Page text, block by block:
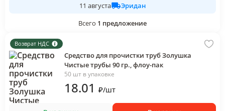
11 августа
Эридан
Всего 1 предложение
Возврат НДС
Средство для прочистки труб Золушка
Чистые трубы 90 гр., флоу-пак
50 шт в упаковке
18.01 ₽/шт